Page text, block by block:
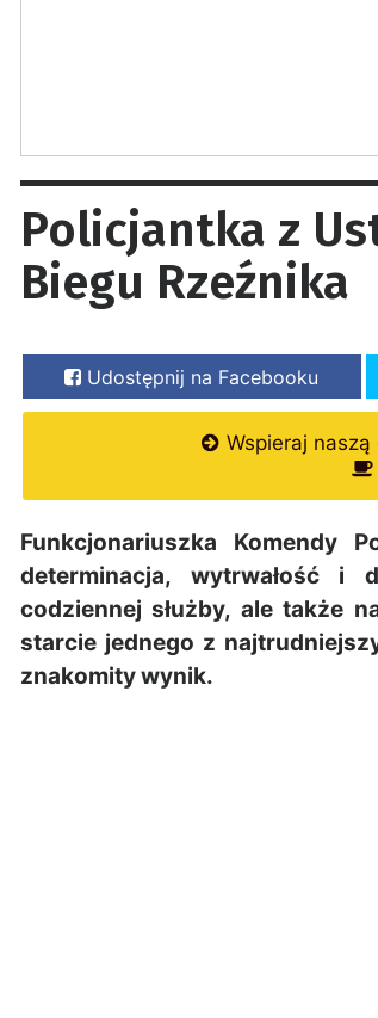
Policjantka z
Biegu Rzeźnika
Udostępnij na Facebooku
Wspieraj
Funkcjonariuszka Komendy
determinacja, wytrwałość i
codziennej służby, ale także
starcie jednego z
znakomity wynik.